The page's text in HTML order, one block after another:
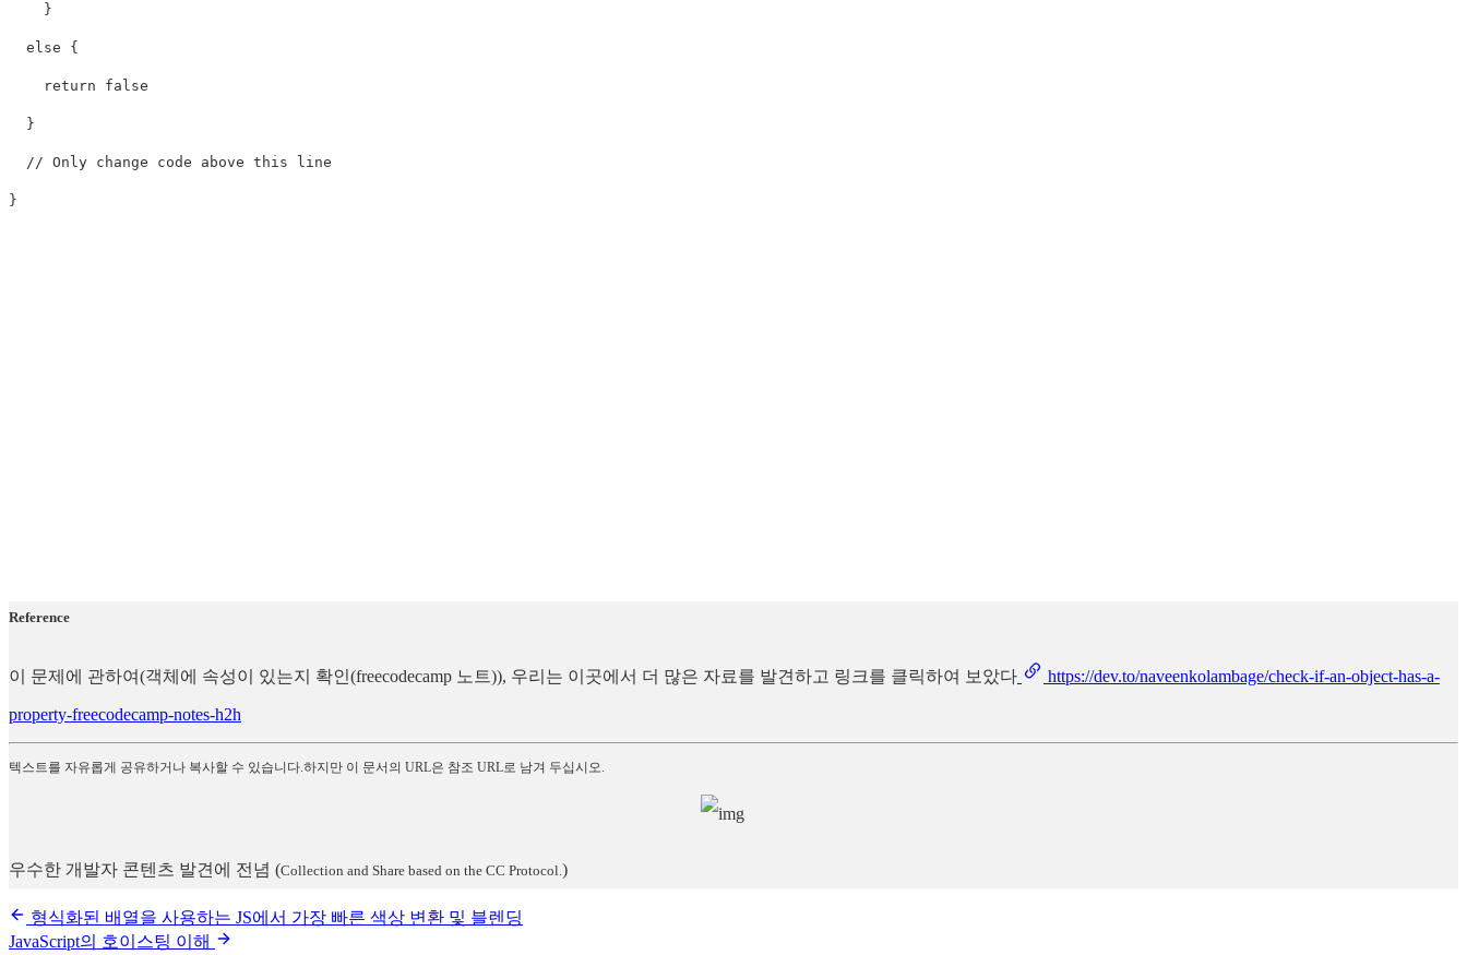
}
else {
return false
}
// Only change code above this line
}
Reference
이 문제에 관하여(객체에 속성이 있는지 확인(freecodecamp 노트)), 우리는 이곳에서 더 많은 자료를 발견하고 링크를 클릭하여 보았다 https://dev.to/naveenkolambage/check-if-an-object-has-a-
property-freecodecamp-notes-h2h
텍스트를 자유롭게 공유하거나 복사할 수 있습니다.하지만 이 문서의 URL은 참조 URL로 남겨 두십시오.
우수한 개발자 콘텐츠 발견에 전념 (Collection and Share based on the CC Protocol.)
형식화된 배열을 사용하는 JS에서 가장 빠른 색상 변환 및 블렌딩
JavaScript의 호이스팅 이해